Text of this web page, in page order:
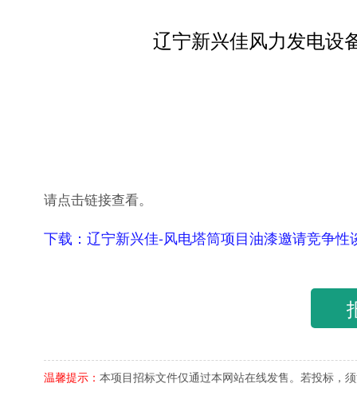
辽宁新兴佳风力发电设
请点击链接查看。
下载： 辽宁新兴佳-风电塔筒项目油漆邀请竞争
温馨提示： 本项目招标文件仅通过本网站在线发售。若投标，